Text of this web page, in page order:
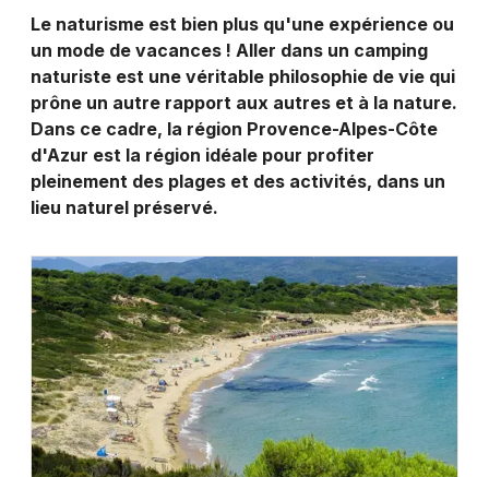
Activité & Expérience
Manifestations
Foires & salons
Spectacles
Sports
Soirées
Sorties famille
Expos
Marseille
Mulhouse
Montpellier
Nantes
Paris
Strasbourg
Toulouse
Toutes les villes
Le naturisme est bien plus qu'une expérience ou
un mode de vacances ! Aller dans un camping
naturiste est une véritable philosophie de vie qui
prône un autre rapport aux autres et à la nature.
Dans ce cadre, la région Provence-Alpes-Côte
d'Azur est la région idéale pour profiter
pleinement des plages et des activités, dans un
lieu naturel préservé.